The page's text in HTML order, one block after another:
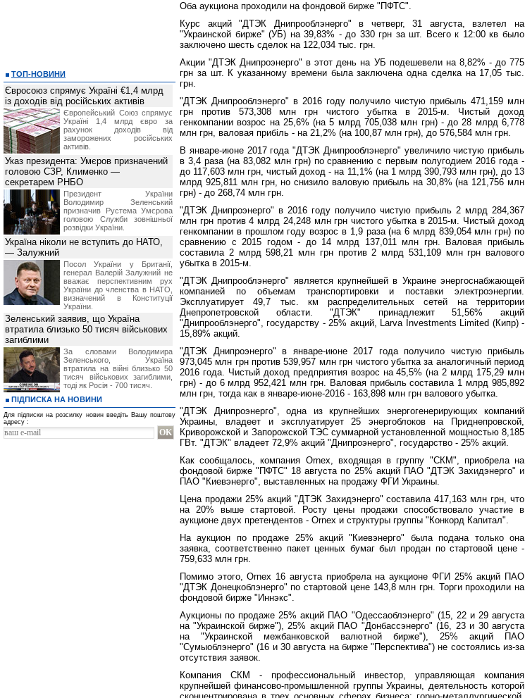
Оба аукциона проходили на фондовой бирже "ПФТС".
Курс акций "ДТЭК Днипрооблэнерго" в четверг, 31 августа, взлетел на
"Украинской бирже" (УБ) на 39,83% - до 330 грн за шт. Всего к 12:00 кв было
заключено шесть сделок на 122,034 тыс. грн.
Акции "ДТЭК Днипроэнерго" в этот день на УБ подешевели на 8,82% - до 775
грн за шт. К указанному времени была заключена одна сделка на 17,05 тыс.
грн.
"ДТЭК Днипрооблэнерго" в 2016 году получило чистую прибыль 471,159 млн
грн против 573,308 млн грн чистого убытка в 2015-м. Чистый доход
генкомпании возрос на 25,6% (на 5 млрд 705,038 млн грн) - до 28 млрд 6,778
млн грн, валовая прибіль - на 21,2% (на 100,87 млн грн), до 576,584 млн грн.
В январе-июне 2017 года "ДТЭК Днипрооблэнерго" увеличило чистую прибыль
в 3,4 раза (на 83,082 млн грн) по сравнению с первым полугодием 2016 года -
до 117,603 млн грн, чистый доход - на 11,1% (на 1 млрд 390,793 млн грн), до 13
млрд 925,811 млн грн, но снизило валовую прибыль на 30,8% (на 121,756 млн
грн) - до 268,74 млн грн.
"ДТЭК Днипроэнерго" в 2016 году получило чистую прибыль 2 млрд 284,367
млн грн против 4 млрд 24,248 млн грн чистого убытка в 2015-м. Чистый доход
генкомпании в прошлом году возрос в 1,9 раза (на 6 млрд 839,054 млн грн) по
сравнению с 2015 годом - до 14 млрд 137,011 млн грн. Валовая прибыль
составила 2 млрд 598,21 млн грн против 2 млрд 531,109 млн грн валового
убытка в 2015-м.
"ДТЭК Днипрооблэнерго" является крупнейшей в Украине энергоснабжающей
компанией по объемам транспортировки и поставки электроэнергии.
Эксплуатирует 49,7 тыс. км распределительных сетей на территории
Днепропетровской области. "ДТЭК" принадлежит 51,56% акций
"Днипрооблэнерго", государству - 25% акций, Larva Investments Limited (Кипр) -
15,89% акций.
"ДТЭК Днипроэнерго" в январе-июне 2017 года получило чистую прибыль
973,045 млн грн против 539,957 млн грн чистого убытка за аналогичный период
2016 года. Чистый доход предприятия возрос на 45,5% (на 2 млрд 175,29 млн
грн) - до 6 млрд 952,421 млн грн. Валовая прибыль составила 1 млрд 985,892
млн грн, тогда как в январе-июне-2016 - 163,898 млн грн валового убытка.
"ДТЭК Днипроэнерго", одна из крупнейших энергогенерирующих компаний
Украины, владеет и эксплуатирует 25 энергоблоков на Приднепровской,
Криворожской и Запорожской ТЭС суммарной установленной мощностью 8,185
ГВт. "ДТЭК" владеет 72,9% акций "Днипроэнерго", государство - 25% акций.
Как сообщалось, компания Ornex, входящая в группу "СКМ", приобрела на
фондовой бирже "ПФТС" 18 августа по 25% акций ПАО "ДТЭК Захидэнерго" и
ПАО "Киевэнерго", выставленных на продажу ФГИ Украины.
Цена продажи 25% акций "ДТЭК Захидэнерго" составила 417,163 млн грн, что
на 20% выше стартовой. Росту цены продажи способствовало участие в
аукционе двух претендентов - Ornex и структуры группы "Конкорд Капитал".
На аукцион по продаже 25% акций "Киевэнерго" была подана только она
заявка, соответственно пакет ценных бумаг был продан по стартовой цене -
759,633 млн грн.
Помимо этого, Ornex 16 августа приобрела на аукционе ФГИ 25% акций ПАО
"ДТЭК Донецкоблэнерго" по стартовой цене 143,8 млн грн. Торги проходили на
фондовой бирже "Иннэкс".
Аукционы по продаже 25% акций ПАО "Одессаоблэнерго" (15, 22 и 29 августа
на "Украинской бирже"), 25% акций ПАО "Донбассэнерго" (16, 23 и 30 августа
на "Украинской межбанковской валютной бирже"), 25% акций ПАО
"Сумыоблэнерго" (16 и 30 августа на бирже "Перспектива") не состоялись из-за
отсутствия заявок.
Компания СКМ - профессиональный инвестор, управляющая компания
крупнейшей финансово-промышленной группы Украины, деятельность которой
ТОП-НОВИНИ
Євросоюз спрямує Україні €1,4 млрд
із доходів від російських активів
Європейський Союз спрямує
Україні 1,4 млрд євро за
рахунок доходів від
заморожених російських
активів.
Указ президента: Умєров призначений
головою СЗР, Клименко —
секретарем РНБО
Президент України
Володимир Зеленський
призначив Pустема Умєрова
головою Служби зовнішньої
розвідки України.
Україна ніколи не вступить до НАТО,
— Залужний
Посол України у Британії,
генерал Валерій Залужний не
вважає перспективним рух
України до членства в НАТО,
визначений в Конституції
України.
Зеленський заявив, що Україна
втратила близько 50 тисяч військових
загиблими
За словами Володимира
Зеленського, Україна
втратила на війні близько 50
тисяч військових загиблими,
тоді як Росія - 700 тисяч.
ПІДПИСКА НА НОВИНИ
Для підписки на розсилку новин введіть Вашу поштову
адресу :